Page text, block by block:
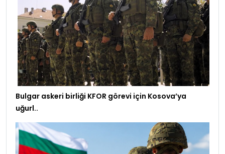
Bulgar askeri birliği KFOR görevi için Kosova’ya
uğurl..